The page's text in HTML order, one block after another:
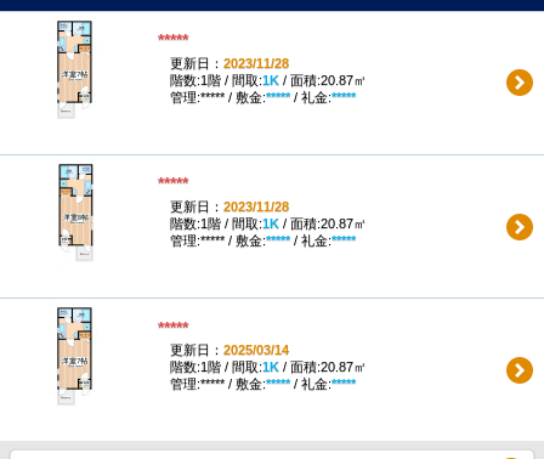
*****
更新日： 2023/11/28
階数:1階 / 間取:1K/ 面積:20.87㎡
管理:***** / 敷金:*****/ 礼金:*****
*****
更新日： 2023/11/28
階数:1階 / 間取:1K/ 面積:20.87㎡
管理:***** / 敷金:*****/ 礼金:*****
*****
更新日： 2025/03/14
階数:1階 / 間取:1K/ 面積:20.87㎡
管理:***** / 敷金:*****/ 礼金:*****